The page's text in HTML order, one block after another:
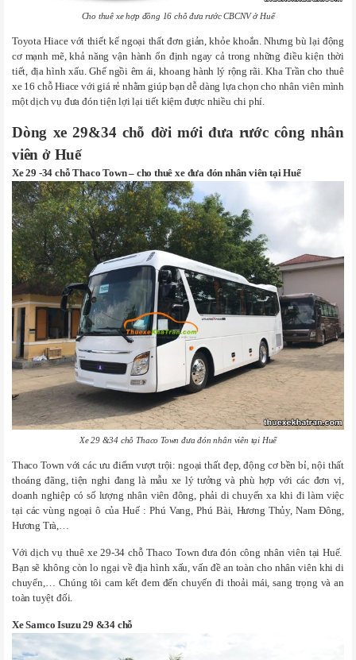
Cho thuê xe hợp đồng 16 chỗ đưa rước CBCNV ở Huế
Toyota Hiace với thiết kế ngoại thất đơn giản, khỏe khoắn. Nhưng bù lại động
cơ mạnh mẽ, khả năng vận hành ổn định ngay cả trong những điều kiện thời
tiết, địa hình xấu. Ghế ngồi êm ái, khoang hành lý rộng rãi. Kha Trần cho thuê
xe 16 chỗ Hiace với giá rẻ nhằm giúp bạn dễ dàng lựa chọn cho nhân viên mình
một dịch vụ đưa đón tiện lợi lại tiết kiệm được nhiều chi phí.
Dòng xe 29&34 chỗ đời mới đưa rước công nhân
viên ở Huế
Xe 29 -34 chỗ Thaco Town – cho thuê xe đưa đón nhân viên tại Huế
Xe 29 &34 chỗ Thaco Town đưa đón nhân viên tại Huế
Thaco Town với các ưu điểm vượt trội: ngoại thất đẹp, động cơ bền bỉ, nội thất
thoáng đãng, tiện nghi đang là mẫu xe lý tưởng và phù hợp với các đơn vị,
doanh nghiệp có số lượng nhân viên đông, phải di chuyển xa khi đi làm việc
tại các vùng ngoại ô của Huế : Phú Vang, Phú Bài, Hương Thủy, Nam Đông,
Hương Trà,…
Với dịch vụ thuê xe 29-34 chỗ Thaco Town đưa đón công nhân viên tại Huế.
Bạn sẽ không còn lo ngại về địa hình xấu, vấn đề an toàn cho nhân viên khi di
chuyển,… Chúng tôi cam kết đem đến chuyến đi thoải mái, sang trọng và an
toàn tuyệt đối.
Xe Samco Isuzu 29 &34 chỗ